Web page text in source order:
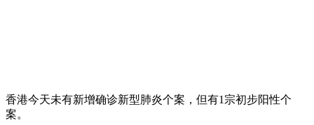
香港今天未有新增确诊新型肺炎个案，但有1宗初步阳性个
案。